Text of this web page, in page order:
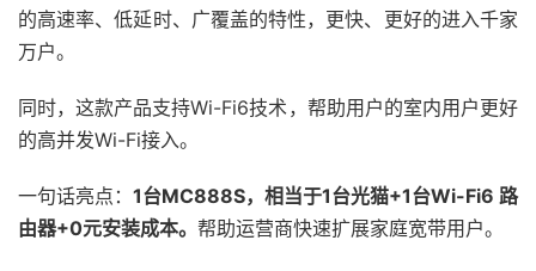
的高速率、低延时、广覆盖的特性，更快、更好的进入千家
万户。
同时，这款产品支持Wi-Fi6技术，帮助用户的室内用户更好
的高并发Wi-Fi接入。
一句话亮点： 1台MC888S，相当于1台光猫+1台Wi-Fi6 路
由器+0元安装成本。 帮助运营商快速扩展家庭宽带用户。